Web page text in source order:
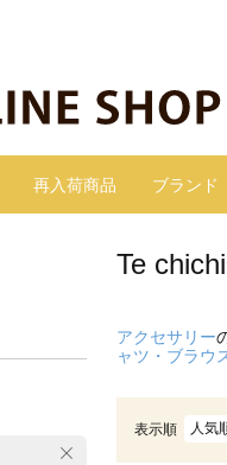
再入荷商品 ブランド
Te
アクセサリー
ャツ・ブラウ
表示順 人気